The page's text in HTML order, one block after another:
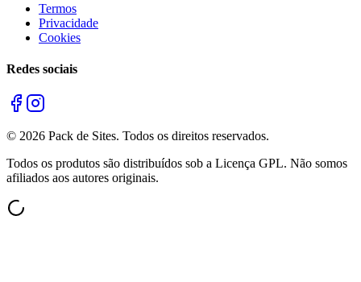
Termos
Privacidade
Cookies
Redes sociais
© 2026 Pack de Sites. Todos os direitos reservados.
Todos os produtos são distribuídos sob a Licença GPL. Não somos
afiliados aos autores originais.